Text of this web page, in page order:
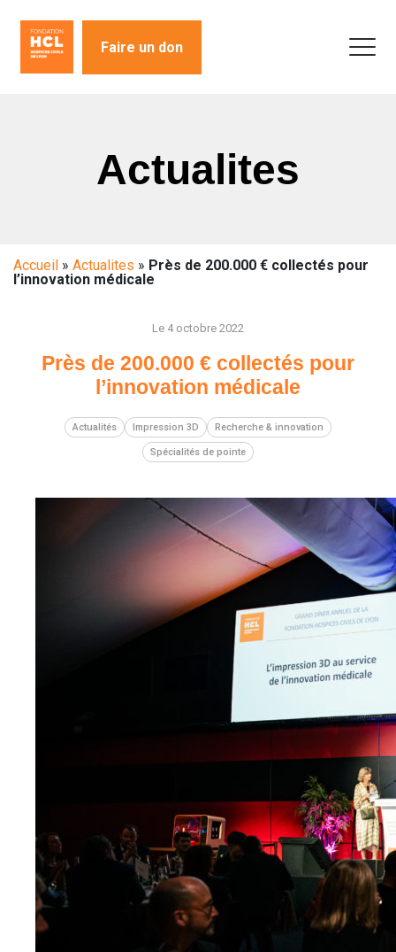
Faire un don
Actualites
Accueil » Actualites » Près de 200.000 € collectés pour
l’innovation médicale
Le 4 octobre 2022
Près de 200.000 € collectés pour
l’innovation médicale
Actualités Impression 3D Recherche & innovation
Spécialités de pointe